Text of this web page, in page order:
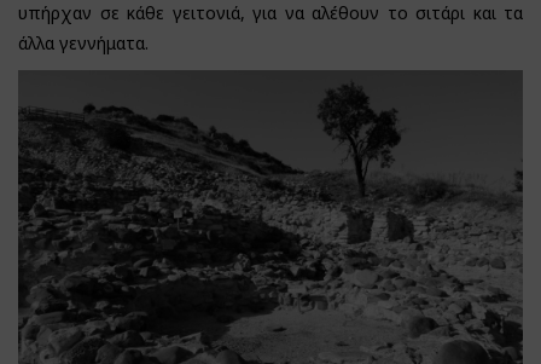
υπήρχαν σε κάθε γειτονιά, για να αλέθουν το σιτάρι και τα
άλλα γεννήματα.